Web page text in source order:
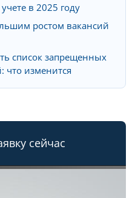
в 2025 году
ростом вакансий
список запрещенных
изменится
сейчас